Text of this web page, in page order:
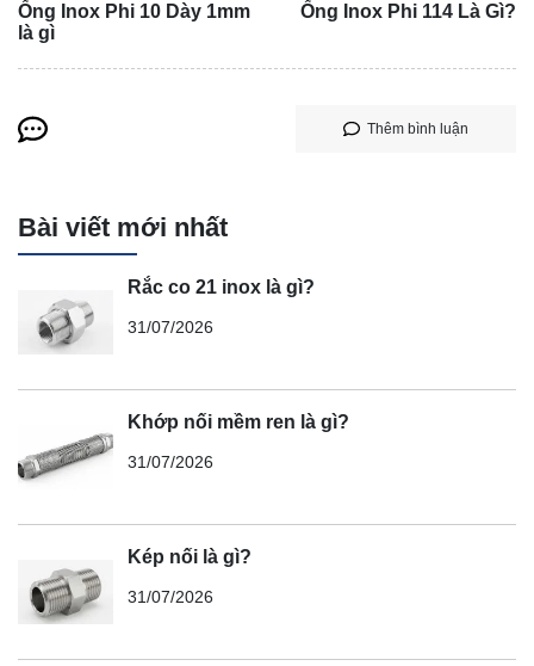
Ống Inox Phi 10 Dày 1mm
là gì
Ống Inox Phi 114 Là Gì?
Thêm bình luận
Bài viết mới nhất
Rắc co 21 inox là gì?
31/07/2026
Khớp nối mềm ren là gì?
31/07/2026
Kép nối là gì?
31/07/2026